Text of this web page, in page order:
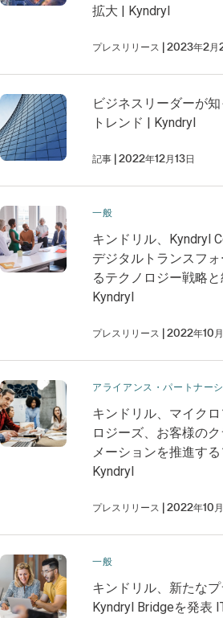
拡大 | Kyndryl
プレスリリース 2023年2月
ビジネスリーダーが
トレンド | Kyndryl
記事 2022年12月13日
一般
キンドリル、Kyndryl
デジタルトランスフ
るテクノロジー戦略
Kyndryl
プレスリリース 2022年10
アライアンス・パートナー
キンドリル、マイク
ロジーズ、お客様の
メーションを推進す
Kyndryl
プレスリリース 2022年10
一般
キンドリル、新たなプ
Kyndryl Bridgeを発表